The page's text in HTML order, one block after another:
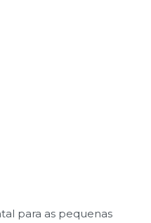
para as pequenas